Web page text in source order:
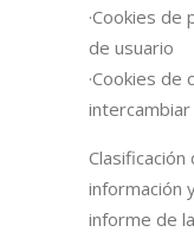
·Cookies
de usuario
·Cookies
información
informe de